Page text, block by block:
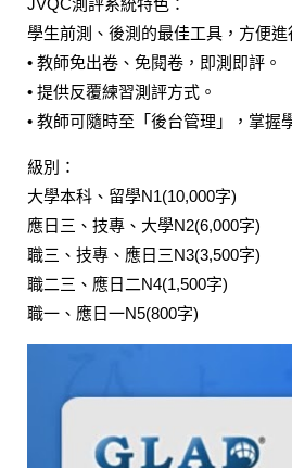
學生前測、後測的最佳工具，方便
• 教師免出卷、免閱卷，即測即評。
• 提供反覆練習測評方式。
• 教師可隨時至「後台管理」，掌握
級別：
大學本科、留學N1(10,000字)
應日三、技專、大學N2(6,000字)
職三、技專、應日三N3(3,500字)
職二三、應日二N4(1,500字)
職一、應日一N5(800字)